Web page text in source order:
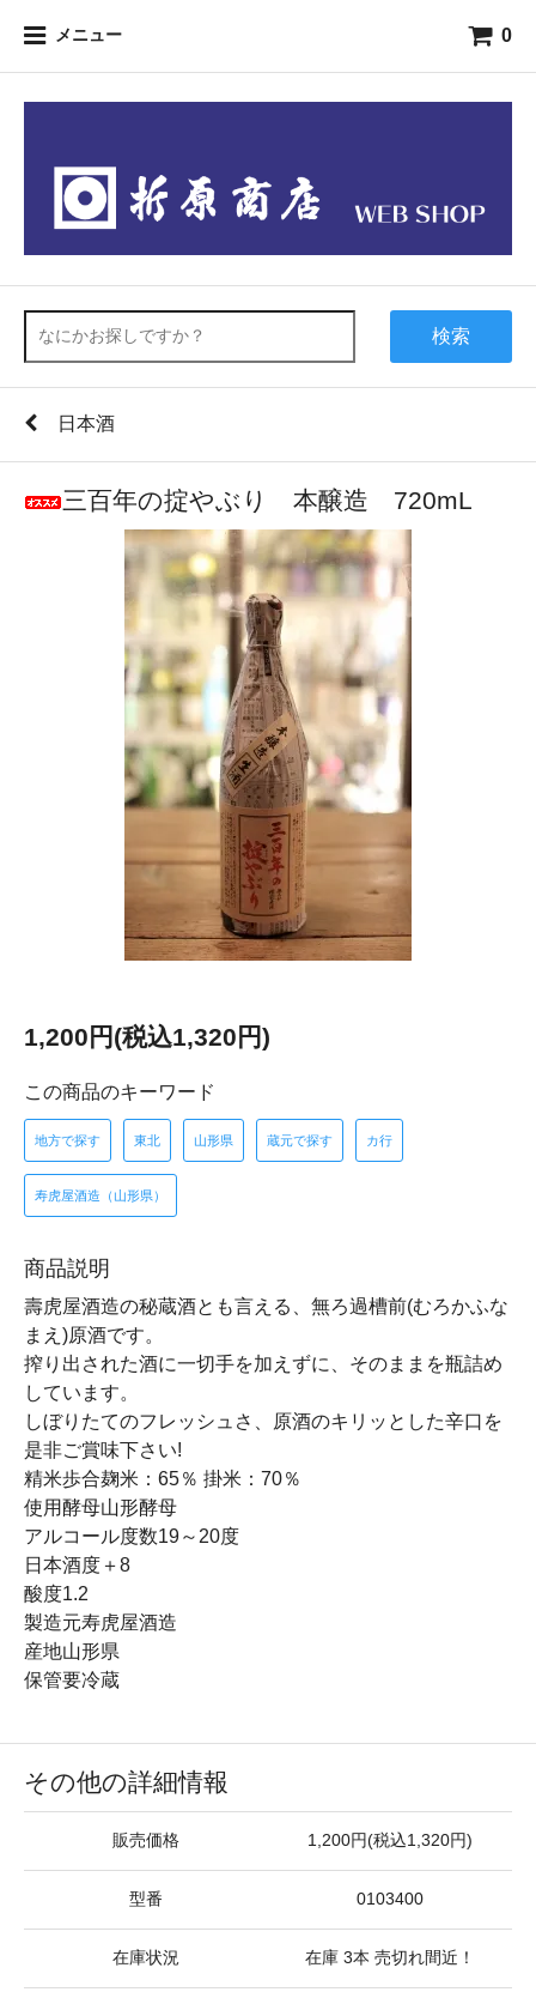
メニュー 0
検索
日本酒
三百年の掟やぶり 本醸造 720mL
1,200円(税込1,320円)
この商品のキーワード
地方で探す 東北 山形県 蔵元で探す カ行
寿虎屋酒造（山形県）
商品説明
壽虎屋酒造の秘蔵酒とも言える、無ろ過槽前(むろかふな
まえ)原酒です。
搾り出された酒に一切手を加えずに、そのままを瓶詰め
しています。
しぼりたてのフレッシュさ、原酒のキリッとした辛口を
是非ご賞味下さい!
精米歩合麹米：65％ 掛米：70％
使用酵母山形酵母
アルコール度数19～20度
日本酒度＋8
酸度1.2
製造元寿虎屋酒造
産地山形県
保管要冷蔵
その他の詳細情報
販売価格 1,200円(税込1,320円)
型番 0103400
在庫状況 在庫 3本 売切れ間近！